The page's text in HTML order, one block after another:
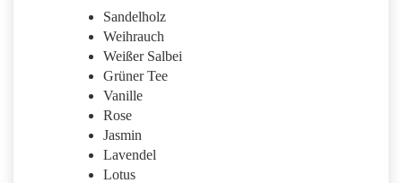
Sandelholz
Weihrauch
Weißer Salbei
Grüner Tee
Vanille
Rose
Jasmin
Lavendel
Lotus